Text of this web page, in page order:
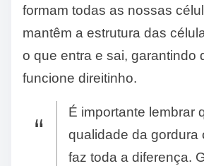
formam todas as nossas
mantêm a estrutura das
o que entra e sai, garantindo
funcione direitinho.
É importante lembrar
qualidade da gordura
faz toda a diferença.